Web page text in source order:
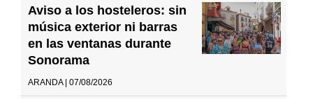
Aviso a los hosteleros: sin
música exterior ni barras
en las ventanas durante
Sonorama
ARANDA | 07/08/2026